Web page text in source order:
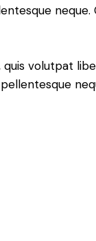
neque.
volutpat